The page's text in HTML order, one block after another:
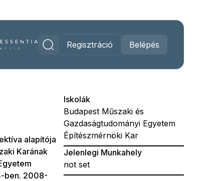
Regisztráció Belépés
alapítója
Karának
ben. 2008-
Iskolák
Budapest Műszaki és
Gazdaságtudományi Egyetem
Építészmérnöki Kar
Jelenlegi Munkahely
not set